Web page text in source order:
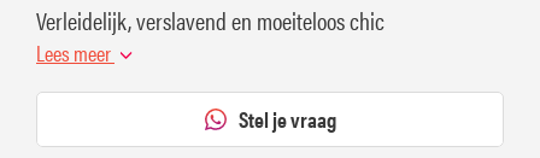
Verleidelijk, verslavend en moeiteloos chic
Lees meer
Stel je vraag